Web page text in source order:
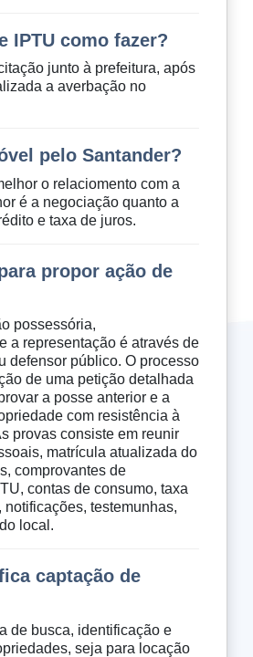
IPTU como fazer?
junto à prefeitura, após
a averbação no
pelo Santander?
o relaciomento com a
é a negociação quanto a
e taxa de juros.
propor ação de
possessória,
a representação é através de
defensor público. O processo
de uma petição detalhada
a posse anterior e a
com resistência à
provas consiste em reunir
matrícula atualizada do
comprovantes de
contas de consumo, taxa
testemunhas,
local.
captação de
de busca, identificação e
seja para locação